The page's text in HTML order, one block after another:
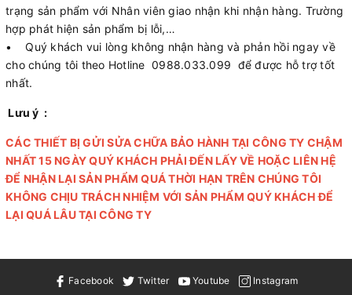
trạng sản phẩm với Nhân viên giao nhận khi nhận hàng. Trường
hợp phát hiện sản phẩm bị lỗi,…
• Quý khách vui lòng không nhận hàng và phản hồi ngay về
cho chúng tôi theo Hotline 0988.033.099 để được hỗ trợ tốt
nhất.
Lưu ý :
CÁC THIẾT BỊ GỬI SỬA CHỮA BẢO HÀNH TẠI CÔNG TY CHẬM
NHẤT 15 NGÀY QUÝ KHÁCH PHẢI ĐẾN LẤY VỀ HOẶC LIÊN HỆ
ĐỂ NHẬN LẠI SẢN PHẨM QUÁ THỜI HẠN TRÊN CHÚNG TÔI
KHÔNG CHỊU TRÁCH NHIỆM VỚI SẢN PHẨM QUÝ KHÁCH ĐỂ
LẠI QUÁ LÂU TẠI CÔNG TY
Facebook Twitter Youtube Instagram